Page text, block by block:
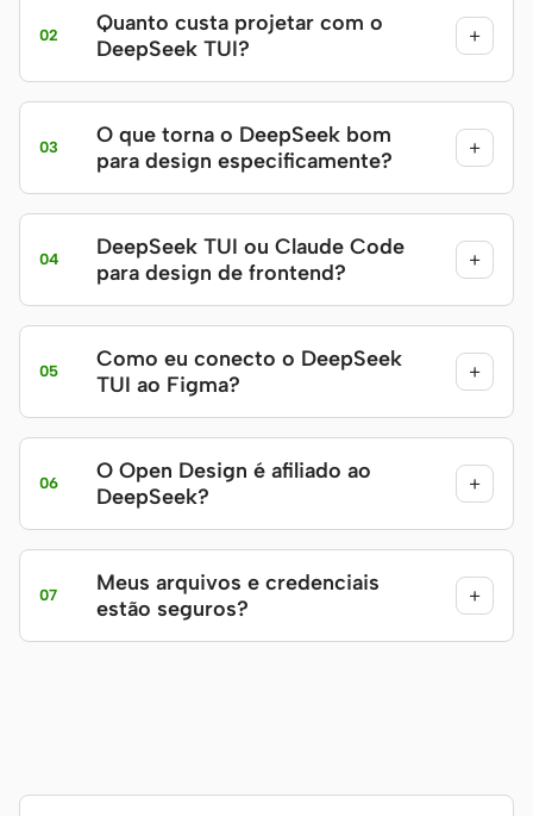
02
Quanto custa projetar com o
DeepSeek TUI?
+
03
O que torna o DeepSeek bom
para design especificamente?
+
04
DeepSeek TUI ou Claude Code
para design de frontend?
+
05
Como eu conecto o DeepSeek
TUI ao Figma?
+
06
O Open Design é afiliado ao
DeepSeek?
+
07
Meus arquivos e credenciais
estão seguros?
+